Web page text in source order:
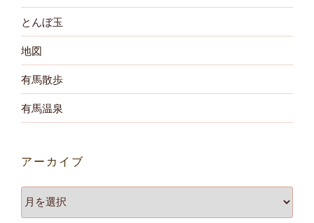
とんぼ玉
地図
有馬散歩
有馬温泉
アーカイブ
ア